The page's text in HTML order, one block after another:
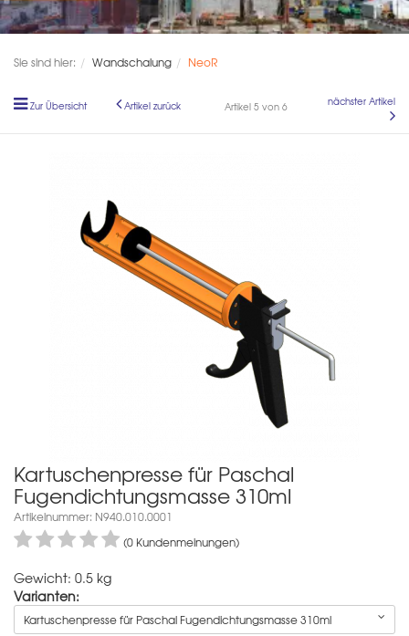
Sie sind hier: Wandschalung NeoR
Zur Übersicht Artikel zurück Artikel 5 von 6 nächster Artikel
Kartuschenpresse für Paschal
Fugendichtungsmasse 310ml
Artikelnummer: N940.010.0001
(0 Kundenmeinungen)
Gewicht: 0.5 kg
Varianten:
Kartuschenpresse für Paschal Fugendichtungsmasse 310ml